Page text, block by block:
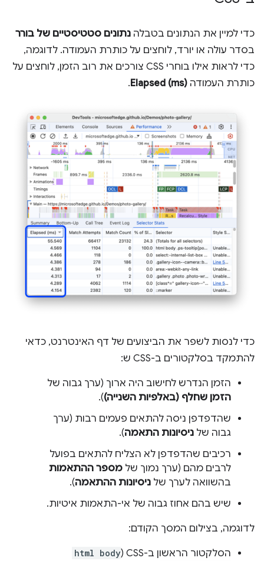
כדי למיין את הנתונים בטבלה נתונים סטטיסטיים של בורר
בסדר עולה או יורד, לוחצים על כותרת העמודה. לדוגמה,
כדי לראות אילו בוחרי CSS צורכים את רוב הזמן, לוחצים על
כותרת העמודה Elapsed (ms)
.
כדי לנסות לשפר את הביצועים של דף האינטרנט, כדאי
להתמקד בסלקטורים ב-CSS ש:
הזמן הנדרש לחישוב היה ארוך (ערך גבוה של
הזמן שחלף (באלפיות השנייה)).
שהדפדפן ניסה להתאים פעמים רבות (ערך
גבוה של ניסיונות התאמה).
רכיבים שהדפדפן לא הצליח להתאים בפועל
לרבים מהם (ערך נמוך של מספר ההתאמות
בהשוואה לערך של ניסיונות ההתאמה).
שיש בהם אחוז גבוה של אי-התאמות איטיות.
לדוגמה, בצילום המסך הקודם:
הסלקטור הראשון ב-CSS (
html body